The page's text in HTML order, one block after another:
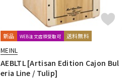
新品 WEB注文店頭受取可 送料無料
MEINL
AEBLTL [Artisan Edition Cajon Bul
eria Line / Tulip]